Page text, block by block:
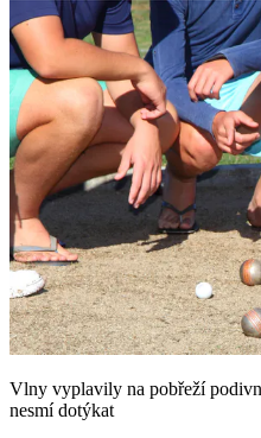
Vlny vyplavily na pobřeží
nesmí dotýkat